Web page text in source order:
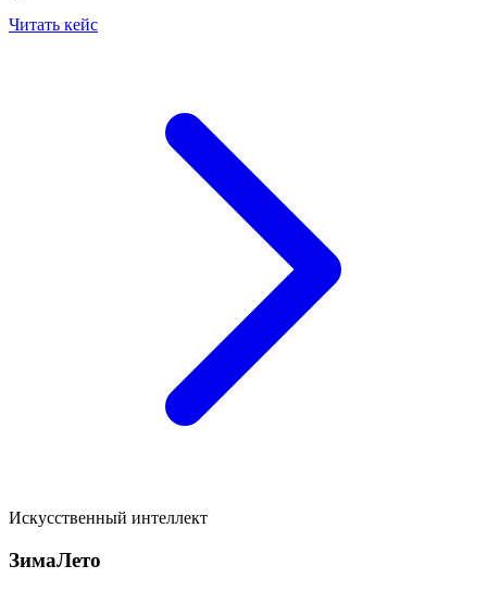
Читать кейс
Искусственный интеллект
ЗимаЛето